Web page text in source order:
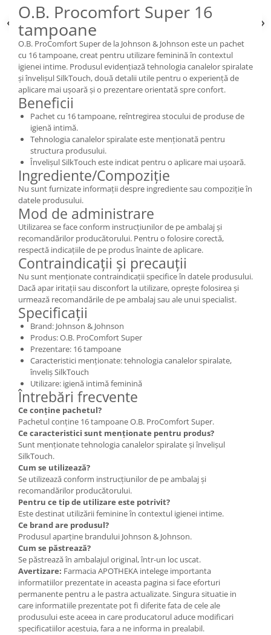
O.B. Procomfort Super 16
tampoane
O.B. ProComfort Super de la Johnson & Johnson este un pachet
cu 16 tampoane, creat pentru utilizare feminină în contextul
igienei intime. Produsul evidențiază tehnologia canalelor spiralate
și învelișul SilkTouch, două detalii utile pentru o experiență de
aplicare mai ușoară și o prezentare orientată spre confort.
Beneficii
Pachet cu 16 tampoane, reîntregirea stocului de produse de
igienă intimă.
Tehnologia canalelor spiralate este menționată pentru
structura produsului.
Învelișul SilkTouch este indicat pentru o aplicare mai ușoară.
Ingrediente/Compoziție
Nu sunt furnizate informații despre ingrediente sau compoziție în
datele produsului.
Mod de administrare
Utilizarea se face conform instrucțiunilor de pe ambalaj și
recomandărilor producătorului. Pentru o folosire corectă,
respectă indicațiile de pe produs înainte de aplicare.
Contraindicații și precauții
Nu sunt menționate contraindicații specifice în datele produsului.
Dacă apar iritații sau disconfort la utilizare, oprește folosirea și
urmează recomandările de pe ambalaj sau ale unui specialist.
Specificații
Brand: Johnson & Johnson
Produs: O.B. ProComfort Super
Prezentare: 16 tampoane
Caracteristici menționate: tehnologia canalelor spiralate,
înveliș SilkTouch
Utilizare: igienă intimă feminină
Întrebări frecvente
Ce conține pachetul?
Pachetul conține 16 tampoane O.B. ProComfort Super.
Ce caracteristici sunt menționate pentru produs?
Sunt menționate tehnologia canalelor spiralate și învelișul
SilkTouch.
Cum se utilizează?
Se utilizează conform instrucțiunilor de pe ambalaj și
recomandărilor producătorului.
Pentru ce tip de utilizare este potrivit?
Este destinat utilizării feminine în contextul igienei intime.
Ce brand are produsul?
Produsul aparține brandului Johnson & Johnson.
Cum se păstrează?
Se păstrează în ambalajul original, într-un loc uscat.
Avertizare: Farmacia APOTHEKA intelege importanta
informatiilor prezentate in aceasta pagina si face eforturi
permanente pentru a le pastra actualizate. Singura situatie in
care informatiile prezentate pot fi diferite fata de cele ale
produsului este aceea in care producatorul aduce modificari
specificatiilor acestuia, fara a ne informa in prealabil.